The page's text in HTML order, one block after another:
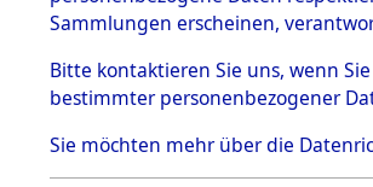
5.3
Todesmärsche
5.3.1 Alliierte
Erhebungen
zu
Todesmärsch
en
5.3.2
Sammlungen erscheinen,
Bitte kontaktieren Sie uns, wenn
bestimmter personenbezogener
Sie möchten mehr über die